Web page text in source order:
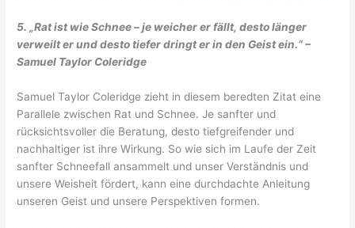
5. „Rat ist wie Schnee – je weicher er fällt, desto länger
verweilt er und desto tiefer dringt er in den Geist ein.“ –
Samuel Taylor Coleridge
Samuel Taylor Coleridge zieht in diesem beredten Zitat eine
Parallele zwischen Rat und Schnee. Je sanfter und
rücksichtsvoller die Beratung, desto tiefgreifender und
nachhaltiger ist ihre Wirkung. So wie sich im Laufe der Zeit
sanfter Schneefall ansammelt und unser Verständnis und
unsere Weisheit fördert, kann eine durchdachte Anleitung
unseren Geist und unsere Perspektiven formen.